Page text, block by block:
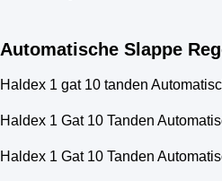
Automatische Slappe
Haldex 1 gat 10 tanden
Haldex 1 Gat 10 Tanden
Haldex 1 Gat 10 Tanden